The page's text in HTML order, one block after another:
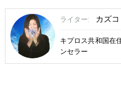
ライター: カズコ
キプロス共和国在
ンセラー